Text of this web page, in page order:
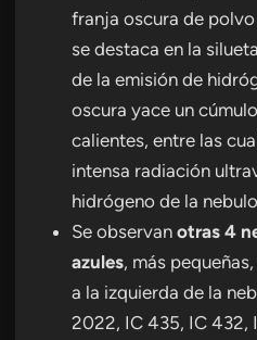
franja oscura de
se destaca en la
de la emisión de
oscura yace un
calientes, entre las
intensa radiación
hidrógeno de la
Se observan otras 4
azules, más
a la izquierda de la
2022, IC 435, IC 432,